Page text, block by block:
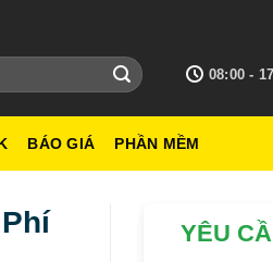
08:00 -
BÁO GIÁ PHẦN MỀM
YÊU